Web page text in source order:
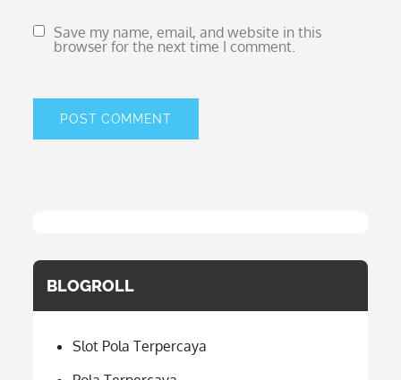
Save my name, email, and website in this
browser for the next time I comment.
BLOGROLL
Slot Pola Terpercaya